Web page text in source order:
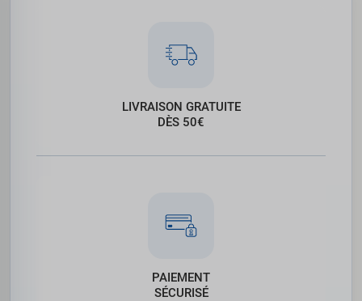
LIVRAISON GRATUITE
DÈS 50€
PAIEMENT
SÉCURISÉ